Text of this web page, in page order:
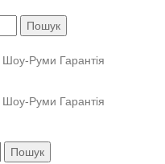
Пошук
Шоу-Руми Гарантія
Шоу-Руми Гарантія
Пошук